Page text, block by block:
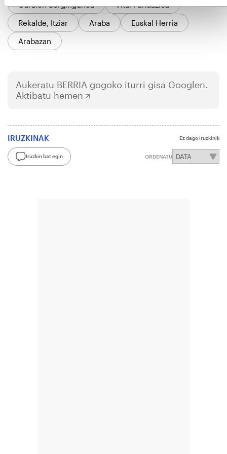
Garaion Sorgingunea
Vital Fundazioa
Rekalde, Itziar
Araba
Euskal Herria
Arabazan
Aukeratu BERRIA gogoko iturri gisa Googlen.
Aktibatu hemen
IRUZKINAK Ez dago iruzkinik
Iruzkin bat egin ORDENATU